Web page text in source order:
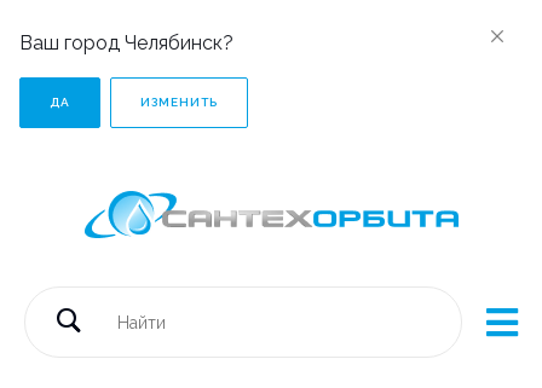
Ваш город Челябинск?
ДА ИЗМЕНИТЬ